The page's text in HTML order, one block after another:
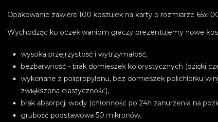
Opakowanie zawiera 100 koszulek na karty o rozmiarze
Wychodząc ku oczekiwaniom graczy prezentujemy nowe
wysoka przejrzystość i wytrzymałość,
bezbarwność - brak domieszek kolorystycznych (dzięki
wykonane z polipropylenu, bez domieszek polichlorku
zwiększona elastyczność),
brak absorpcji wody (chłonność po 24h zanurzenia na
grubość podstawowa 50 mikronów,